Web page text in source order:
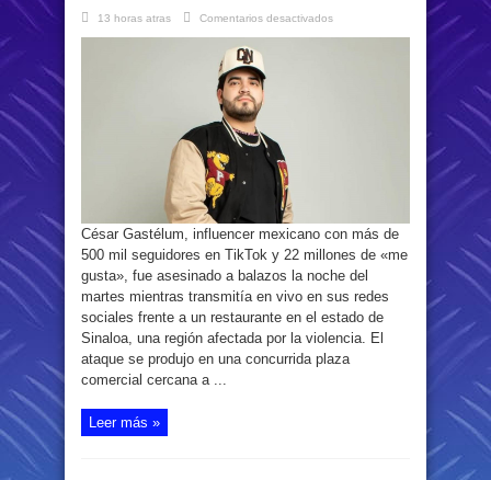
13 horas atras Comentarios desactivados
por
calle
César Gastélum, influencer mexicano con más de
500 mil seguidores en TikTok y 22 millones de «me
gusta», fue asesinado a balazos la noche del
martes mientras transmitía en vivo en sus redes
sociales frente a un restaurante en el estado de
Sinaloa, una región afectada por la violencia. El
ataque se produjo en una concurrida plaza
comercial cercana a ...
Leer más »